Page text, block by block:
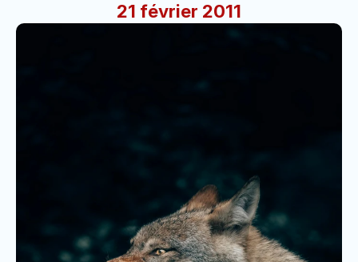
21 février 2011